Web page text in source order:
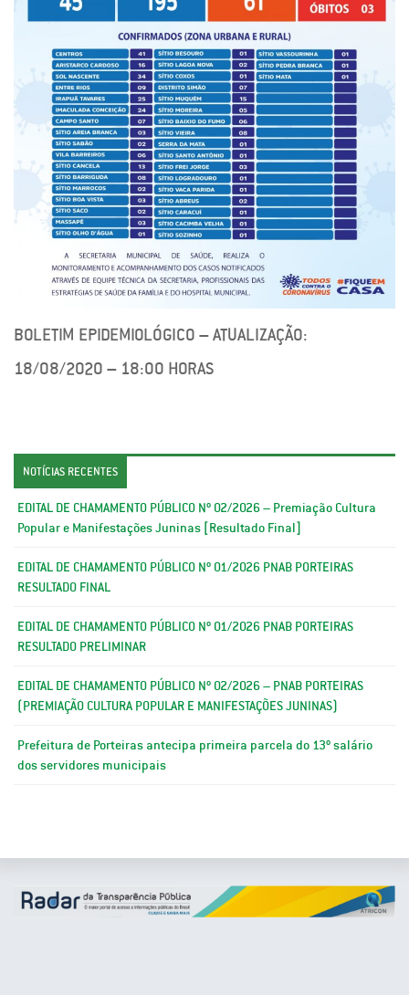
BOLETIM EPIDEMIOLÓGICO – ATUALIZAÇÃO:
18/08/2020 – 18:00 HORAS
NOTÍCIAS RECENTES
EDITAL DE CHAMAMENTO PÚBLICO Nº 02/2026 – Premiação Cultura
Popular e Manifestações Juninas [Resultado Final]
EDITAL DE CHAMAMENTO PÚBLICO Nº 01/2026 PNAB PORTEIRAS
RESULTADO FINAL
EDITAL DE CHAMAMENTO PÚBLICO Nº 01/2026 PNAB PORTEIRAS
RESULTADO PRELIMINAR
EDITAL DE CHAMAMENTO PÚBLICO Nº 02/2026 – PNAB PORTEIRAS
(PREMIAÇÃO CULTURA POPULAR E MANIFESTAÇÕES JUNINAS)
Prefeitura de Porteiras antecipa primeira parcela do 13º salário
dos servidores municipais